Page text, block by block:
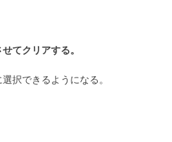
てクリアする。
択できるようになる。